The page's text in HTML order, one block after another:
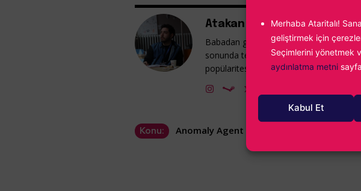
Merhaba Ataritalı!
geliştirmek için
Seçimlerini yönetmek
aydınlatma metni
Kabul Et
Atakan Gümrükçüoğlu
Babadan gelme video oyun
sonunda tekrar oyun oynuyorum.
popülaritesine kadar uzanıyor...
Konu: Anomaly Agent